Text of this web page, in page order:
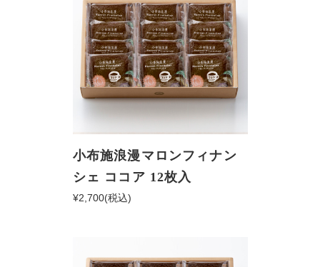
小布施浪漫マロンフィナン
シェ ココア 12枚入
¥2,700(税込)